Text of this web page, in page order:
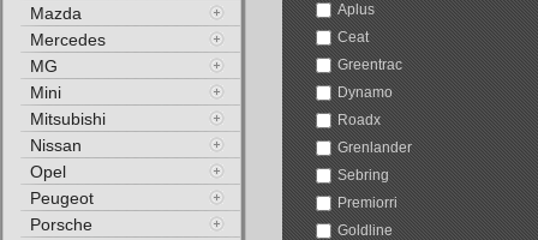
Aplus
Ceat
Greentrac
Dynamo
Roadx
Grenlander
Sebring
Premiorri
Goldline
Mazda
Mercedes
MG
Mini
Mitsubishi
Nissan
Opel
Peugeot
Porsche